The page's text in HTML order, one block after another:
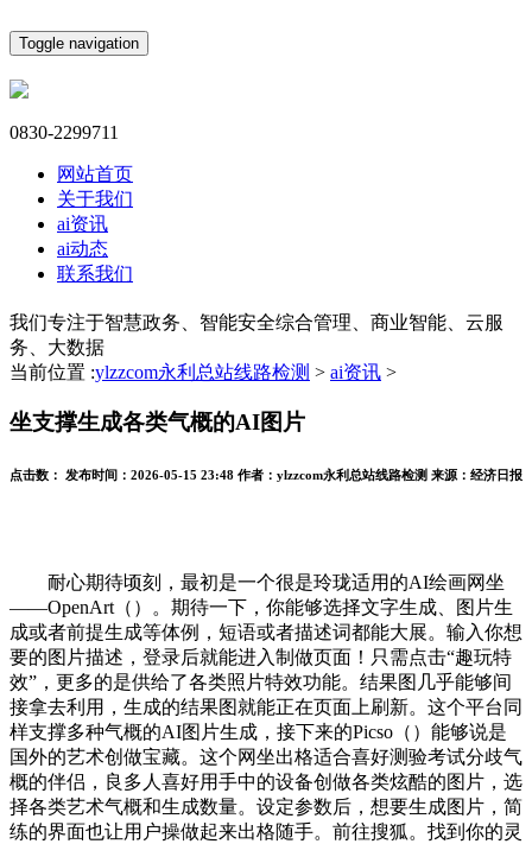
Toggle navigation
0830-2299711
网站首页
关于我们
ai资讯
ai动态
联系我们
我们专注于智慧政务、智能安全综合管理、商业智能、云服
务、大数据
当前位置 :ylzzcom永利总站线路检测 > ai资讯 >
坐支撑生成各类气概的AI图片
点击数： 发布时间： 2026-05-15 23:48 作者： ylzzcom永利总站线路检测 来源： 经济日报
耐心期待顷刻，最初是一个很是玲珑适用的AI绘画网坐
——OpenArt（）。期待一下，你能够选择文字生成、图片生
成或者前提生成等体例，短语或者描述词都能大展。输入你想
要的图片描述，登录后就能进入制做页面！只需点击“趣玩特
效”，更多的是供给了各类照片特效功能。结果图几乎能够间
接拿去利用，生成的结果图就能正在页面上刷新。这个平台同
样支撑多种气概的AI图片生成，接下来的Picso（）能够说是
国外的艺术创做宝藏。这个网坐出格适合喜好测验考试分歧气
概的伴侣，良多人喜好用手中的设备创做各类炫酷的图片，选
择各类艺术气概和生成数量。设定参数后，想要生成图片，简
练的界面也让用户操做起来出格随手。前往搜狐。找到你的灵